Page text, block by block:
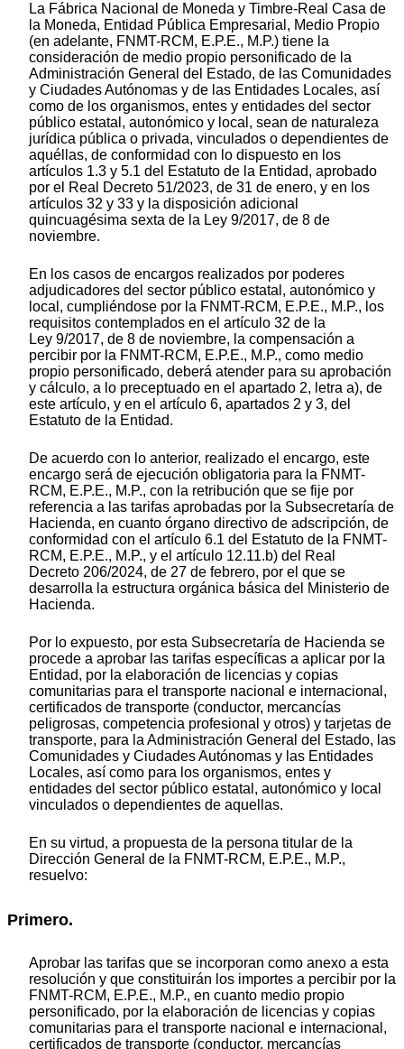
La Fábrica Nacional de Moneda y Timbre-Real Casa de
la Moneda, Entidad Pública Empresarial, Medio Propio
(en adelante, FNMT-RCM, E.P.E., M.P.) tiene la
consideración de medio propio personificado de la
Administración General del Estado, de las Comunidades
y Ciudades Autónomas y de las Entidades Locales, así
como de los organismos, entes y entidades del sector
público estatal, autonómico y local, sean de naturaleza
jurídica pública o privada, vinculados o dependientes de
aquéllas, de conformidad con lo dispuesto en los
artículos 1.3 y 5.1 del Estatuto de la Entidad, aprobado
por el Real Decreto 51/2023, de 31 de enero, y en los
artículos 32 y 33 y la disposición adicional
quincuagésima sexta de la Ley 9/2017, de 8 de
noviembre.
En los casos de encargos realizados por poderes
adjudicadores del sector público estatal, autonómico y
local, cumpliéndose por la FNMT-RCM, E.P.E., M.P., los
requisitos contemplados en el artículo 32 de la
Ley 9/2017, de 8 de noviembre, la compensación a
percibir por la FNMT-RCM, E.P.E., M.P., como medio
propio personificado, deberá atender para su aprobación
y cálculo, a lo preceptuado en el apartado 2, letra a), de
este artículo, y en el artículo 6, apartados 2 y 3, del
Estatuto de la Entidad.
De acuerdo con lo anterior, realizado el encargo, este
encargo será de ejecución obligatoria para la FNMT-
RCM, E.P.E., M.P., con la retribución que se fije por
referencia a las tarifas aprobadas por la Subsecretaría de
Hacienda, en cuanto órgano directivo de adscripción, de
conformidad con el artículo 6.1 del Estatuto de la FNMT-
RCM, E.P.E., M.P., y el artículo 12.11.b) del Real
Decreto 206/2024, de 27 de febrero, por el que se
desarrolla la estructura orgánica básica del Ministerio de
Hacienda.
Por lo expuesto, por esta Subsecretaría de Hacienda se
procede a aprobar las tarifas específicas a aplicar por la
Entidad, por la elaboración de licencias y copias
comunitarias para el transporte nacional e internacional,
certificados de transporte (conductor, mercancías
peligrosas, competencia profesional y otros) y tarjetas de
transporte, para la Administración General del Estado, las
Comunidades y Ciudades Autónomas y las Entidades
Locales, así como para los organismos, entes y
entidades del sector público estatal, autonómico y local
vinculados o dependientes de aquellas.
En su virtud, a propuesta de la persona titular de la
Dirección General de la FNMT-RCM, E.P.E., M.P.,
resuelvo:
Primero.
Aprobar las tarifas que se incorporan como anexo a esta
resolución y que constituirán los importes a percibir por la
FNMT-RCM, E.P.E., M.P., en cuanto medio propio
personificado, por la elaboración de licencias y copias
comunitarias para el transporte nacional e internacional,
certificados de transporte (conductor, mercancías